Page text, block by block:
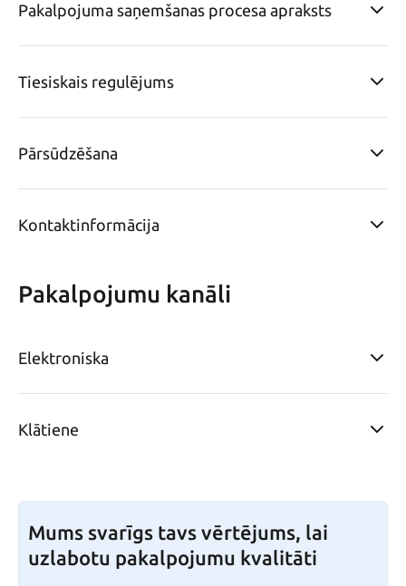
Pakalpojuma saņemšanas procesa apraksts
Tiesiskais regulējums
Pārsūdzēšana
Kontaktinformācija
Pakalpojumu kanāli
Elektroniska
Klātiene
Mums svarīgs tavs vērtējums, lai
uzlabotu pakalpojumu kvalitāti